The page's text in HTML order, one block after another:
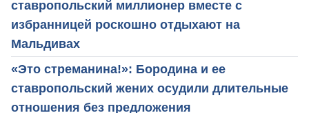
ставропольский миллионер вместе с
избранницей роскошно отдыхают на
Мальдивах
«Это стреманина!»: Бородина и ее
ставропольский жених осудили длительные
отношения без предложения